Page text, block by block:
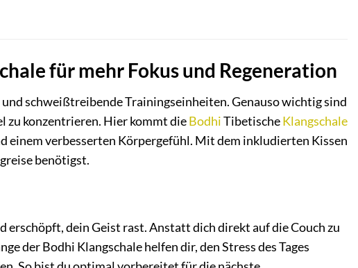
für mehr Fokus und Regeneration
schweißtreibende Trainingseinheiten. Genauso wichtig sind
zu konzentrieren. Hier kommt dieBodhiTibetischeKlangschale
einem verbesserten Körpergefühl. Mit dem inkludierten Kissen
benötigst.
dein Geist rast. Anstatt dich direkt auf die Couch zu
der Bodhi Klangschale helfen dir, den Stress des Tages